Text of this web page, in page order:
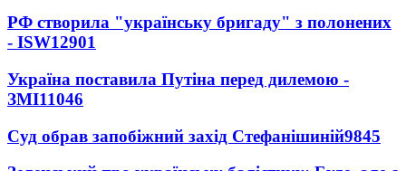
РФ створила "українську бригаду" з полонених
- ISW12901
Україна поставила Путіна перед дилемою -
ЗМІ11046
Суд обрав запобіжний захід Стефанішиній9845